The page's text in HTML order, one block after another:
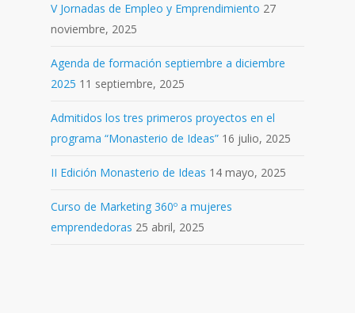
V Jornadas de Empleo y Emprendimiento 27
noviembre, 2025
Agenda de formación septiembre a diciembre
2025 11 septiembre, 2025
Admitidos los tres primeros proyectos en el
programa “Monasterio de Ideas” 16 julio, 2025
II Edición Monasterio de Ideas 14 mayo, 2025
Curso de Marketing 360º a mujeres
emprendedoras 25 abril, 2025